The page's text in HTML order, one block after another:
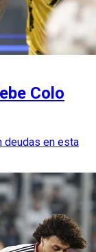
Colo
deudas en esta